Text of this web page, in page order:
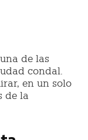
de las
condal.
en un solo
de la